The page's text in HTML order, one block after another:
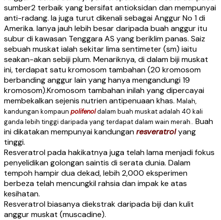
sumber2 terbaik yang bersifat antioksidan dan mempunyai
anti-radang. Ia juga turut dikenali sebagai Anggur No 1 di
Amerika. Ianya jauh lebih besar daripada buah anggur itu
subur di kawasan Tenggara AS yang beriklim panas. Saiz
sebuah muskat ialah sekitar lima sentimeter (sm) iaitu
seakan-akan sebiji plum. Menariknya, di dalam biji muskat
ini, terdapat satu kromosom tambahan (20 kromosom
berbanding anggur lain yang hanya mengandungi 19
kromosom).Kromosom tambahan inilah yang dipercayai
membekalkan sejenis nutrien antipenuaan khas. Malah,
kandungan kompaun polifenoldalam buah muskat adalah 40 kali
ganda lebih tinggi daripada yang terdapat dalam wain merah.. Buah
ini dikatakan mempunyai kandunganresveratrolyang
tinggi.
Resveratrol pada hakikatnya juga telah lama menjadi fokus
penyelidikan golongan saintis di serata dunia. Dalam
tempoh hampir dua dekad, lebih 2,000 eksperimen
berbeza telah mencungkil rahsia dan impak ke atas
kesihatan.
Resveratrol biasanya diekstrak daripada biji dan kulit
anggur muskat (muscadine).